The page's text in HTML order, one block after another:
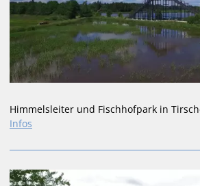
Himmelsleiter und Fischhofpark in
Infos